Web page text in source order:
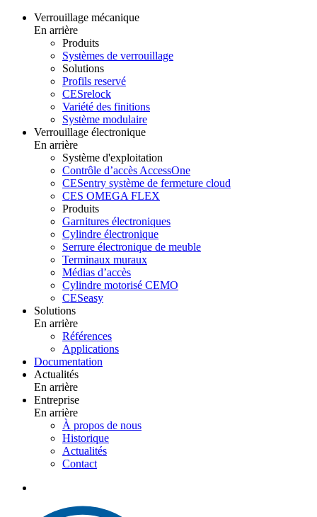
Verrouillage mécanique
En arrière
Produits
Systèmes de verrouillage
Solutions
Profils reservé
CESrelock
Variété des finitions
Système modulaire
Verrouillage électronique
En arrière
Système d'exploitation
Contrôle d’accès AccessOne
CESentry système de fermeture cloud
CES OMEGA FLEX
Produits
Garnitures électroniques
Cylindre électronique
Serrure électronique de meuble
Terminaux muraux
Médias d’accès
Cylindre motorisé CEMO
CESeasy
Solutions
En arrière
Références
Applications
Documentation
Actualités
En arrière
Entreprise
En arrière
À propos de nous
Historique
Actualités
Contact